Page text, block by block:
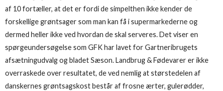
af 10 fortæller, at det er fordi de simpelthen ikke kender de
forskellige grøntsager som man kan få i supermarkederne og
dermed heller ikke ved hvordan de skal serveres. Det viser en
spørgeundersøgelse som GFK har lavet for Gartneribrugets
afsætningudvalg og bladet Sæson. Landbrug & Fødevarer er ikke
overraskede over resultatet, de ved nemlig at størstedelen af
danskernes grøntsagskost består af frosne ærter, gulerødder,